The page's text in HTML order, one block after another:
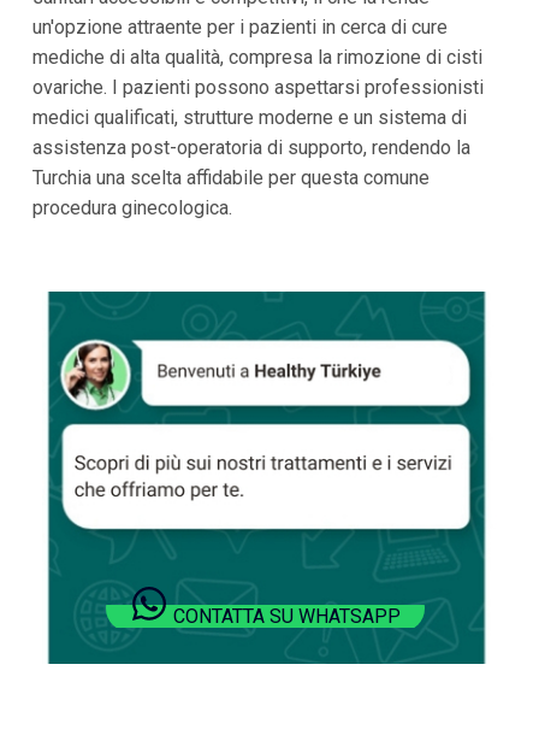
un'opzione attraente per i pazienti in cerca di cure
mediche di alta qualità, compresa la rimozione di cisti
ovariche. I pazienti possono aspettarsi professionisti
medici qualificati, strutture moderne e un sistema di
assistenza post-operatoria di supporto, rendendo la
Turchia una scelta affidabile per questa comune
procedura ginecologica.
CONTATTA SU WHATSAPP